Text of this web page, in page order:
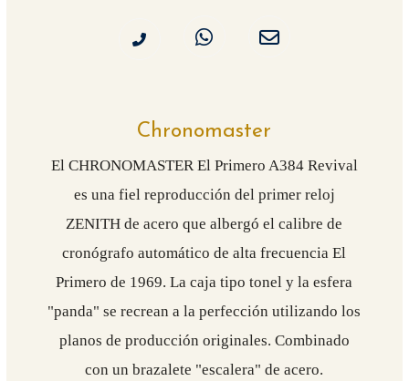
Chronomaster
El CHRONOMASTER El Primero A384 Revival
es una fiel reproducción del primer reloj
ZENITH de acero que albergó el calibre de
cronógrafo automático de alta frecuencia El
Primero de 1969. La caja tipo tonel y la esfera
"panda" se recrean a la perfección utilizando los
planos de producción originales. Combinado
con un brazalete "escalera" de acero.